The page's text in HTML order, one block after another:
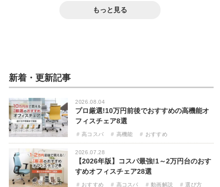
きれいに使うための方法
れの落とし方やクリーニング費用相場
デスクマットの汚れ落としを徹底解説! 鉛筆
から印刷インクの汚れまで
椅子から音がする? ギシギシ・キーキー音
もっと見る
新着・更新記事
2026.08.04
プロ厳選!10万円前後でおすすめの高機能オ
フィスチェア8選
高コスパ 高機能 おすすめ
2026.07.28
【2026年版】コスパ最強!1～2万円台のおす
すめオフィスチェア28選
おすすめ 高コスパ 動画解説 選び方